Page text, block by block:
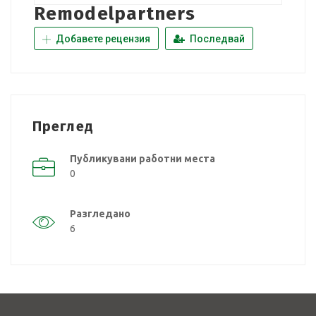
Remodelpartners
Добавете рецензия Последвай
Преглед
Публикувани работни места
0
Разгледано
6